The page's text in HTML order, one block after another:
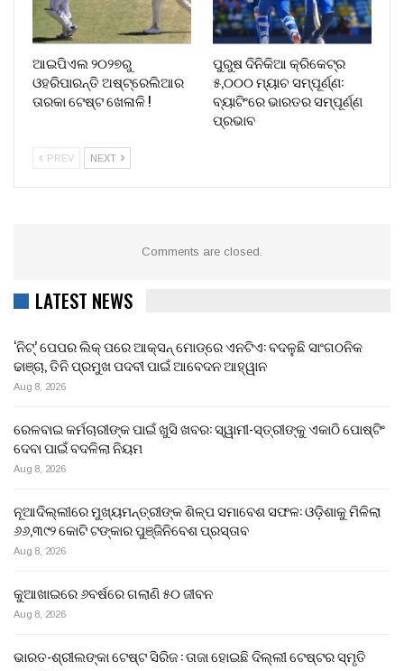
ଆଇପିଏଲ ୨୦୨୭ରୁ
ଓହରିପାରନ୍ତି ଅଷ୍ଟ୍ରେଲିଆର
ତାରକା ଟେଷ୍ଟ ଖେଳାଳି !
ପୁରୁଷ ଦିନିକିଆ କ୍ରିକେଟ୍‌ର
୫,୦୦୦ ମ୍ୟାଚ ସମ୍ପୂର୍ଣ୍ଣ:
ବ୍ୟାଟିଂରେ ଭାରତର ସମ୍ପୂର୍ଣ୍ଣ
ପ୍ରଭାବ
PREV NEXT
Comments are closed.
LATEST NEWS
‘ନିଟ୍’ ପେପର ଲିକ୍ ପରେ ଆକ୍ସନ୍‌ ମୋଡ୍‌ରେ ଏନଟିଏ: ବଦଳୁଛି ସାଂଗଠନିକ
ଢାଞ୍ଚା, ତିନି ପ୍ରମୁଖ ପଦବୀ ପାଇଁ ଆବେଦନ ଆହ୍ୱାନ
Aug 8, 2026
ରେଳବାଇ କର୍ମଚାରୀଙ୍କ ପାଇଁ ଖୁସି ଖବର: ସ୍ୱାମୀ-ସ୍ତ୍ରୀଙ୍କୁ ଏକାଠି ପୋଷ୍ଟିଂ
ଦେବା ପାଇଁ ବଦଳିଲା ନିୟମ
Aug 8, 2026
ନୂଆଦିଲ୍ଲୀରେ ମୁଖ୍ୟମନ୍ତ୍ରୀଙ୍କ ଶିଳ୍ପ ସମାବେଶ ସଫଳ: ଓଡ଼ିଶାକୁ ମିଳିଲା
୬୬,୩୯୨ କୋଟି ଟଙ୍କାର ପୁଞ୍ଜିନିବେଶ ପ୍ରସ୍ତାବ
Aug 8, 2026
କୁଆଖାଇରେ ୬ବର୍ଷରେ ଗଲାଣି ୫୦ ଜୀବନ
Aug 8, 2026
ଭାରତ-ଶ୍ରୀଲଙ୍କା ଟେଷ୍ଟ ସିରିଜ : ତାଜା ହୋଇଛି ଦିଲ୍ଲୀ ଟେଷ୍ଟର ସ୍ମୃତି